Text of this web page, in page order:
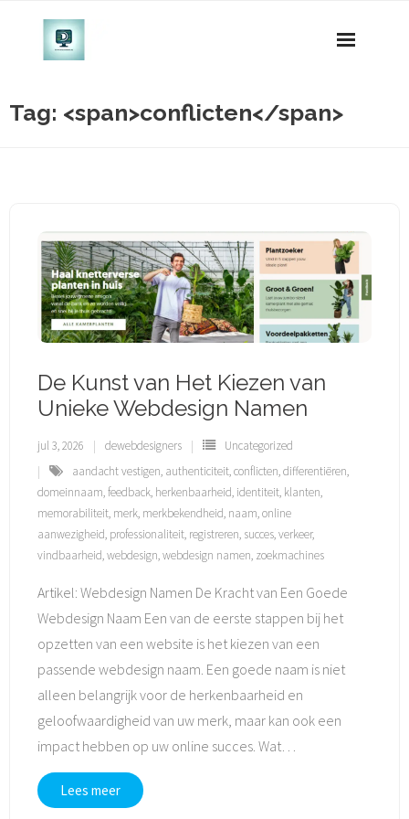
Tag: <span>conflicten</span>
De Kunst van Het Kiezen van
Unieke Webdesign Namen
jul 3, 2026 dewebdesigners
Uncategorized
aandacht vestigen, authenticiteit,conflicten,differentiëren,
domeinnaam,feedback, herkenbaarheid, identiteit, klanten,
memorabiliteit, merk, merkbekendheid, naam,online
aanwezigheid, professionaliteit, registreren, succes,verkeer,
vindbaarheid,webdesign,webdesign namen, zoekmachines
Artikel: Webdesign Namen De Kracht van Een Goede
Webdesign Naam Een van de eerste stappen bij het
opzetten van een website is het kiezen van een
passende webdesign naam. Een goede naam is niet
alleen belangrijk voor de herkenbaarheid en
geloofwaardigheid van uw merk, maar kan ook een
impact hebben op uw online succes. Wat…
Lees meer